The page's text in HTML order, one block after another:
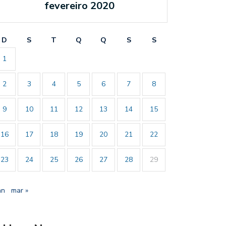
fevereiro 2020
D S T Q Q S
S
1
2 3 4 5 6 7 8
9 10 11 12 13 14 15
16 17 18 19 20 21 22
23 24 25 26 27 28 29
mar »